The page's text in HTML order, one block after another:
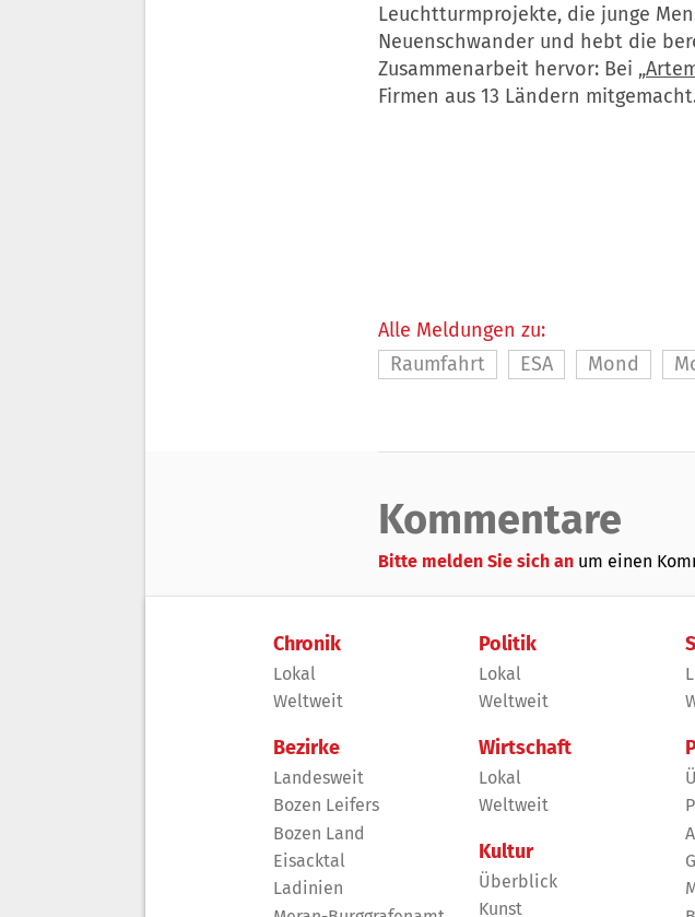
Leuchtturmprojekte, die junge
Neuenschwander und hebt die
Zusammenarbeit hervor: Bei „
Firmen aus 13 Ländern
Alle Meldungen zu:
Raumfahrt
ESA Mond
Kommentare
Bitte melden Sie sich an um einen
Chronik
Lokal
Weltweit
Bezirke
Landesweit
Bozen Leifers
Bozen Land
Eisacktal
Ladinien
Politik
Lokal
Weltweit
Wirtschaft
Lokal
Weltweit
Kultur
Überblick
Kunst